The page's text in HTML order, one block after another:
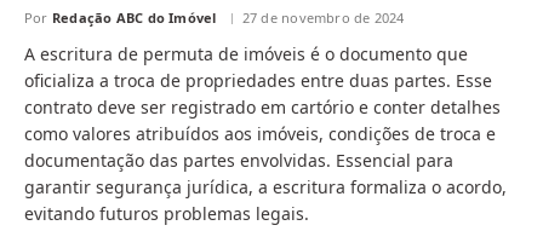
Por Redação ABC do Imóvel 27 de novembro de 2024
A escritura de permuta de imóveis é o documento que
oficializa a troca de propriedades entre duas partes. Esse
contrato deve ser registrado em cartório e conter detalhes
como valores atribuídos aos imóveis, condições de troca e
documentação das partes envolvidas. Essencial para
garantir segurança jurídica, a escritura formaliza o acordo,
evitando futuros problemas legais.